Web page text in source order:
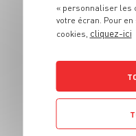
4 pers.
« personnaliser les
votre écran. Pour
cookies, cliquez-ici